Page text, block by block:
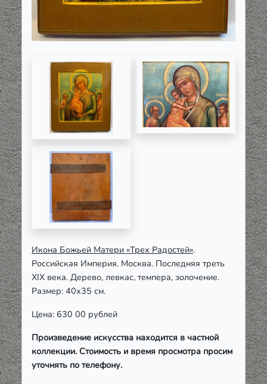
Икона Божьей Матери «Трех Радостей».
Российская Империя. Москва. Последняя треть
XIX века. Дерево, левкас, темпера, золочение.
Размер: 40х35 см.
Цена: 630 00 рублей
Произведение искусства находится в частной
коллекции. Стоимость и время просмотра просим
уточнять по телефону.